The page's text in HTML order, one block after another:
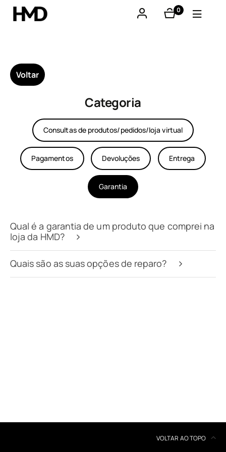
0
produtos
Smartphones
Telemóveis básicos
Acessórios
Ofertas
Voltar
Categoria
Consultas de produtos/pedidos/loja virtual
Pagamentos Devoluções Entrega
Garantia
Qual é a garantia de um produto que comprei na
loja da HMD?
Quais são as suas opções de reparo?
VOLTAR AO TOPO